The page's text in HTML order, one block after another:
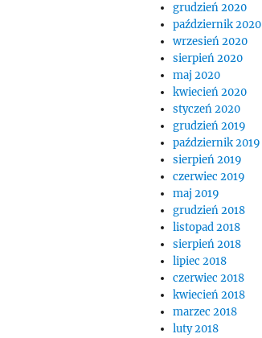
grudzień 2020
październik 2020
wrzesień 2020
sierpień 2020
maj 2020
kwiecień 2020
styczeń 2020
grudzień 2019
październik 2019
sierpień 2019
czerwiec 2019
maj 2019
grudzień 2018
listopad 2018
sierpień 2018
lipiec 2018
czerwiec 2018
kwiecień 2018
marzec 2018
luty 2018